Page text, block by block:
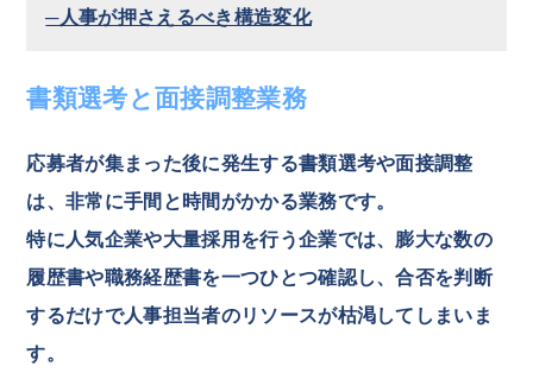
─人事が押さえるべき構造変化
書類選考と面接調整業務
応募者が集まった後に発生する書類選考や面接調整
は、非常に手間と時間がかかる業務です。
特に人気企業や大量採用を行う企業では、膨大な数の
履歴書や職務経歴書を一つひとつ確認し、合否を判断
するだけで人事担当者のリソースが枯渇してしまいま
す。